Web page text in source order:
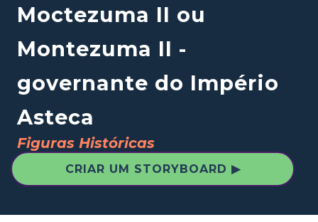
Moctezuma II ou
Montezuma II -
governante do Império
Asteca
Figuras Históricas
CRIAR UM STORYBOARD ▶